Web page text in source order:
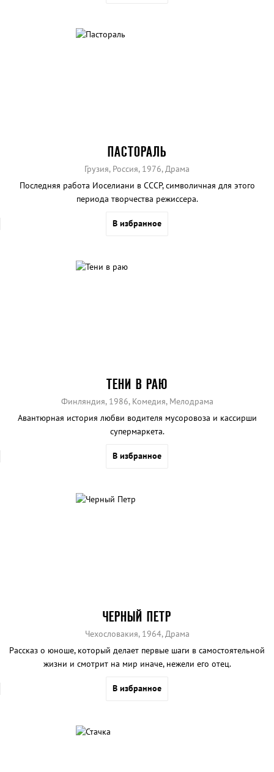
ПАСТОРАЛЬ
Грузия, Россия, 1976, Драма
Последняя работа Иоселиани в СССР, символичная для этого
периода творчества режиссера.
В избранное
ТЕНИ В РАЮ
Финляндия, 1986, Комедия, Мелодрама
Авантюрная история любви водителя мусоровоза и кассирши
супермаркета.
В избранное
ЧЕРНЫЙ ПЕТР
Чехословакия, 1964, Драма
Рассказ о юноше, который делает первые шаги в самостоятельной
жизни и смотрит на мир иначе, нежели его отец.
В избранное